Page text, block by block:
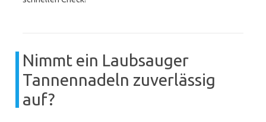
Nimmt ein Laubsauger
Tannennadeln zuverlässig
auf?